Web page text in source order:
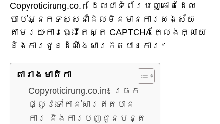
Copyroticirung.co.in ដែលជាទំព័របញ្ឆោតដែល
ចាប់អ្នកទស្សនាដែលមិនមានការសង្ស័យ
តាមរយៈការធ្វើតេស្ត CAPTCHA ក្លែងក្លាយ
និងការជូនដំណឹងសារឥតបានការ។
តារាង​មាតិកា
Copyroticirung.co.in៖ ច្រក
ផ្លូវទៅកាន់សារឥតបាន
ការ និងការបញ្ជូនបន្ត